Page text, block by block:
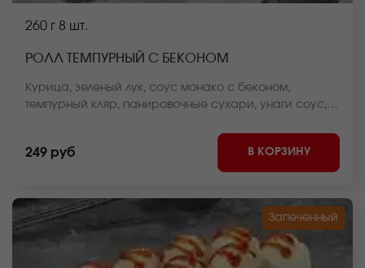
260 г 8 шт.
РОЛЛ ТЕМПУРНЫЙ С БЕКОНОМ
Курица, зеленый лук, соус монако с беконом,
темпурный кляр, панировочные сухари, унаги соус,
249 руб В КОРЗИНУ
Запеченный